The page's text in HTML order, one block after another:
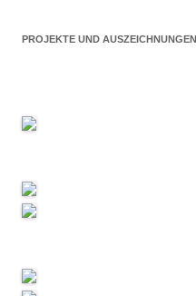
PROJEKTE UND AUSZEICHNUNGEN